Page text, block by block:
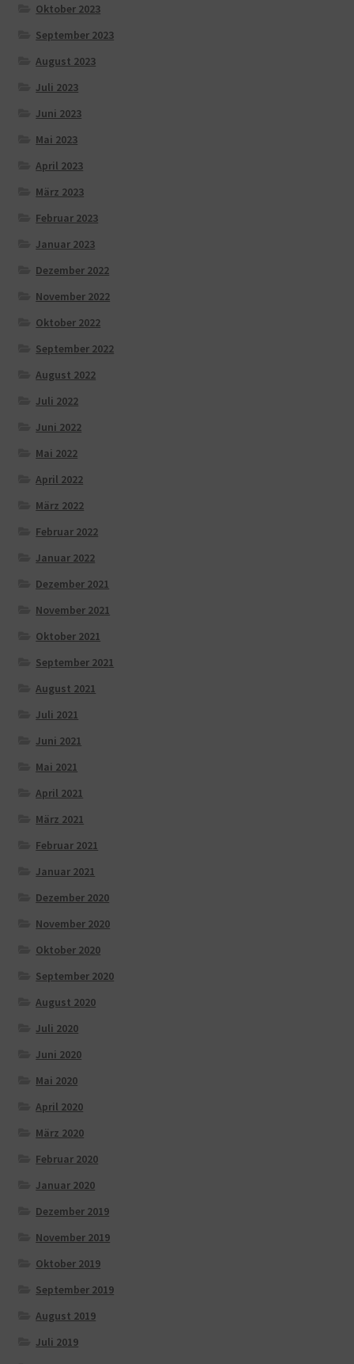
Oktober 2023
September 2023
August 2023
Juli 2023
Juni 2023
Mai 2023
April 2023
März 2023
Februar 2023
Januar 2023
Dezember 2022
November 2022
Oktober 2022
September 2022
August 2022
Juli 2022
Juni 2022
Mai 2022
April 2022
März 2022
Februar 2022
Januar 2022
Dezember 2021
November 2021
Oktober 2021
September 2021
August 2021
Juli 2021
Juni 2021
Mai 2021
April 2021
März 2021
Februar 2021
Januar 2021
Dezember 2020
November 2020
Oktober 2020
September 2020
August 2020
Juli 2020
Juni 2020
Mai 2020
April 2020
März 2020
Februar 2020
Januar 2020
Dezember 2019
November 2019
Oktober 2019
September 2019
August 2019
Juli 2019